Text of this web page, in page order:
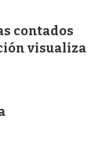
contados
visualiza